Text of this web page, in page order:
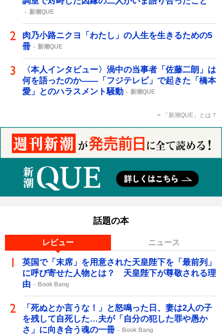
新潮QUE
肉乃小路ニクヨ「わたし」の人生を生きるための5
冊
新潮QUE
〈本人インタビュー〉渦中の当事者「佐藤二朗」は
何を語ったのか――「フジテレビ」で起きた「橋本
愛」とのハラスメント騒動
新潮QUE
「新潮QUE」とは？
話題の本
レビュー ニュース
英国で「末席」を用意された天皇陛下を「最前列」
に呼び寄せた人物とは？ 天皇陛下が尊敬される理
由
Book Bang
「死ぬとか言うな！」と怒鳴った日、妻は2人の子
を残して自死した…夫が「自分の犯した罪や愚か
さ」に向き合う魂の一冊
Book Bang